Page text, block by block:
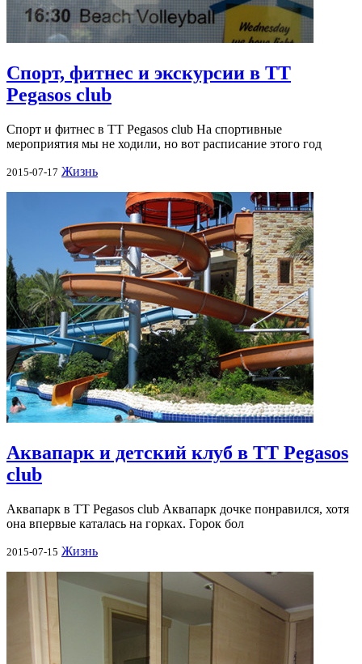
Спорт, фитнес и экскурсии в TT
Pegasos club
Спорт и фитнес в TT Pegasos club На спортивные
мероприятия мы не ходили, но вот расписание этого год
2015-07-17 Жизнь
Аквапарк и детский клуб в TT Pegasos
club
Аквапарк в TT Pegasos club Аквапарк дочке понравился, хотя
она впервые каталась на горках. Горок бол
2015-07-15 Жизнь